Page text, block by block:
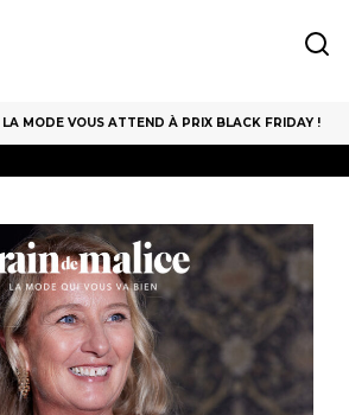
LA MODE VOUS ATTEND À PRIX BLACK FRIDAY !